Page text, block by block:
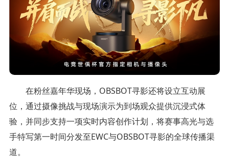
在粉丝嘉年华现场，OBSBOT寻影还将设立互动展
位，通过摄像挑战与现场演示为到场观众提供沉浸式体
验，并同步支持一项实时内容创作计划，将赛事高光与选
手特写第一时间分发至EWC与OBSBOT寻影的全球传播渠
道。